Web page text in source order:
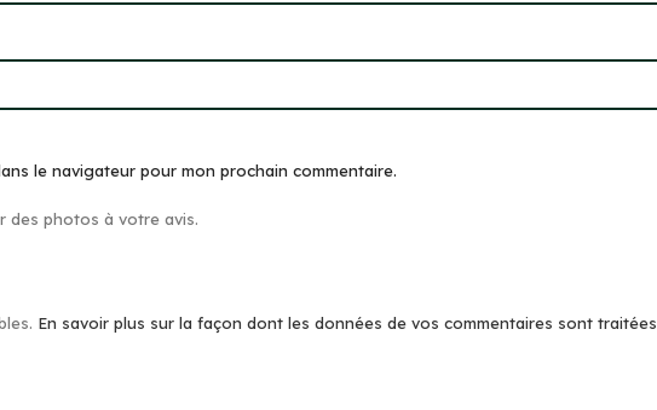
le navigateur pour mon prochain commentaire.
des photos à votre avis.
En savoir plus sur la façon dont les données de vos commentaires sont traitées